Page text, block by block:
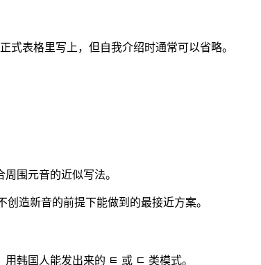
式表格里写上，但自我介绍时通常可以省略。
围元音的近似写法。
创造新音的前提下能做到的最接近方案。
用韩国人能发出来的 ㅌ 或 ㄷ 类模式。